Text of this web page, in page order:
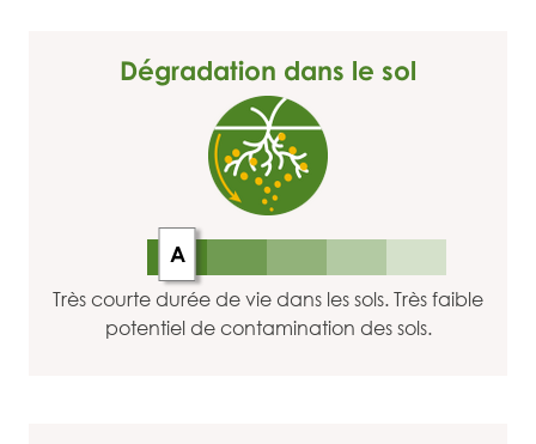
Dégradation dans le sol
A
Très courte durée de vie dans les sols. Très faible
potentiel de contamination des sols.